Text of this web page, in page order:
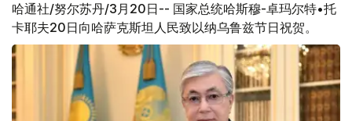
哈通社/努尔苏丹/3月20日-- 国家总统哈斯穆-卓玛尔特•托
卡耶夫20日向哈萨克斯坦人民致以纳乌鲁兹节日祝贺。